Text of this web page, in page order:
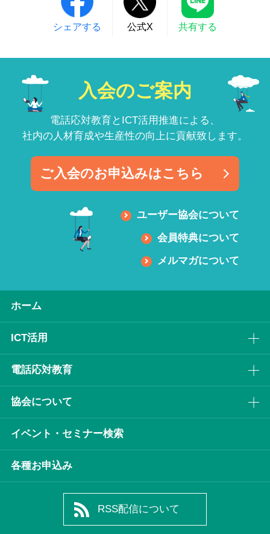
シェアする 公式X 共有する
入会のご案内
電話応対教育とICT活用推進による、
社内の人材育成や生産性の向上に貢献致します。
ご入会のお申込みはこちら
ユーザー協会について
会員特典について
メルマガについて
ホーム
ICT活⽤
電話応対教育
協会について
イベント・セミナー検索
各種お申込み
RSS配信について